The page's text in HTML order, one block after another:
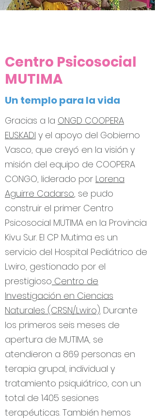
Centro Psicosocial
MUTIMA
Un templo para la vida
Gracias a la ONGD COOPERA
EUSKADI y el apoyo del Gobierno
Vasco, que creyó en la visión y
misión del equipo de COOPERA
CONGO, liderado por Lorena
Aguirre Cadarso, se pudo
construir el primer Centro
Psicosocial MUTIMA en la Provincia
Kivu Sur. El CP Mutima es un
servicio del Hospital Pediátrico de
Lwiro, gestionado por el
prestigioso Centro de
Investigación en Ciencias
Naturales (CRSN/Lwiro). Durante
los primeros seis meses de
apertura de MUTIMA, se
atendieron a 869 personas en
terapia grupal, individual y
tratamiento psiquiátrico, con un
total de 1.405 sesiones
terapéuticas. También hemos